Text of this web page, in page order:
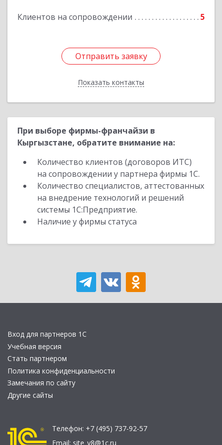
Клиентов на сопровождении 5
Отправить заявку
Показать контакты
Подробнее
Отправить заявку
Назад
При выборе фирмы-франчайзи в
Кыргызстане, обратите внимание на:
Количество клиентов (договоров ИТС)
на сопровождении у партнера фирмы 1С.
Количество специалистов, аттестованных
на внедрение технологий и решений
системы 1С:Предприятие.
Наличие у фирмы статуса
Вход для партнеров 1С
Учебная версия
Стать партнером
Политика конфиденциальности
Замечания по сайту
Другие сайты
Телефон: +7 (495) 737-92-57
Email: site_v8@1c.ru